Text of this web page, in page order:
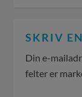
SKRIV
Din e-
felter er